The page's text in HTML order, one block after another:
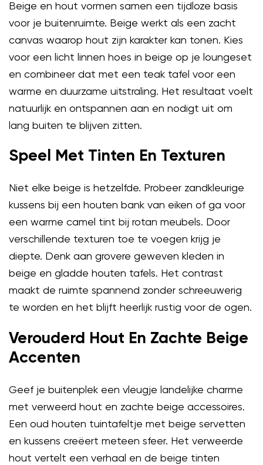
Beige en hout vormen samen een tijdloze basis
voor je buitenruimte. Beige werkt als een zacht
canvas waarop hout zijn karakter kan tonen. Kies
voor een licht linnen hoes in beige op je loungeset
en combineer dat met een teak tafel voor een
warme en duurzame uitstraling. Het resultaat voelt
natuurlijk en ontspannen aan en nodigt uit om
lang buiten te blijven zitten.
Speel Met Tinten En Texturen
Niet elke beige is hetzelfde. Probeer zandkleurige
kussens bij een houten bank van eiken of ga voor
een warme camel tint bij rotan meubels. Door
verschillende texturen toe te voegen krijg je
diepte. Denk aan grovere geweven kleden in
beige en gladde houten tafels. Het contrast
maakt de ruimte spannend zonder schreeuwerig
te worden en het blijft heerlijk rustig voor de ogen.
Verouderd Hout En Zachte Beige
Accenten
Geef je buitenplek een vleugje landelijke charme
met verweerd hout en zachte beige accessoires.
Een oud houten tuintafeltje met beige servetten
en kussens creëert meteen sfeer. Het verweerde
hout vertelt een verhaal en de beige tinten